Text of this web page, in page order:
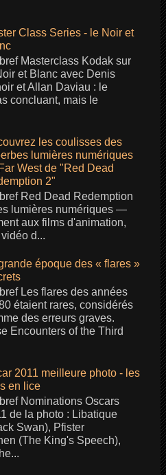
Class Series - le Noir et
Masterclass Kodak sur
et Blanc avec Denis
et Allan Daviau : le
concluant, mais le
les coulisses des
lumières numériques
West de "Red Dead
2"
Red Dead Redemption
lumières numériques —
aux films d'animation,
d...
époque des « flares »
Les flares des années
étaient rares, considérés
des erreurs graves.
Encounters of the Third
2011 meilleure photo - les
en lice
Nominations Oscars
de la photo : Libatique
Swan), Pfister
(The King's Speech),